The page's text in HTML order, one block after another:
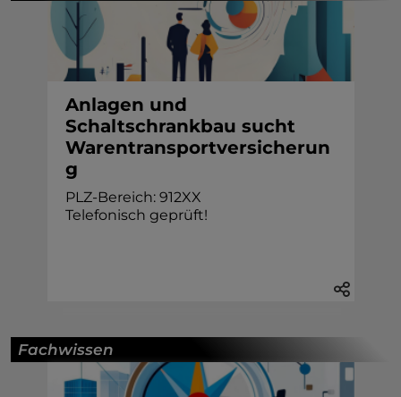
Anlagen und
Schaltschrankbau sucht
Warentransportversicherun
g
PLZ-Bereich: 912XX
Telefonisch geprüft!
Fachwissen